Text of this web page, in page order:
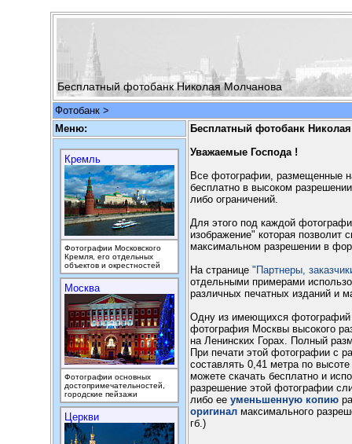
Бесплатный фотобанк Николая Молчанова
Фотобанк >
Меню:
Бесплатный фотобанк
Уважаемые Господа !
Все фотографии, размещенные
бесплатно в высоком
либо ограничений.
Для этого под каждой
изображение" которая позволит
максимальном разрешении в
На странице "Партнеры,
отдельными примерами
различных печатных изданий и
Одну из имеющихся фотографий
фотография Москвы высокого
на Ленинских Горах. Полный
При печати этой фотографии с
составлять 0,41 метра по
можете скачать бесплатно и
разрешение этой фотографии
либо ее уменьшенную копию
оригинал максимального
гб.)
Кремль
Фотографии Московского
Кремля, его отдельных
объектов и окрестностей
Москва
Фотографии основных
достопримечательностей,
городские пейзажи
Церкви